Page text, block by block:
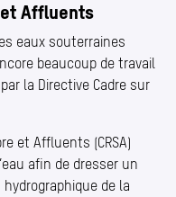
Affluents
eaux souterraines
beaucoup de travail
la Directive Cadre sur
et Affluents (CRSA)
afin de dresser un
de la